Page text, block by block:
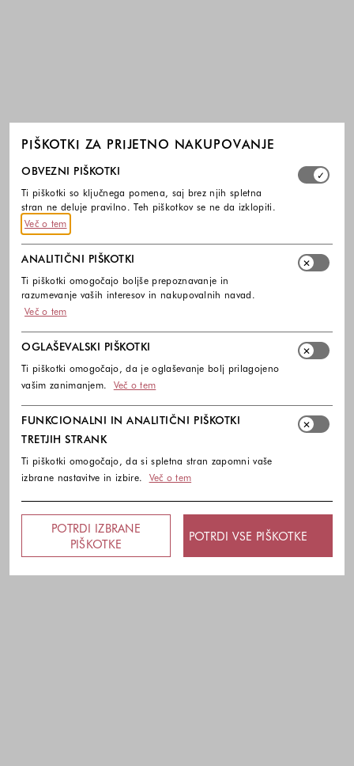
PIŠKOTKI ZA PRIJETNO NAKUPOVANJE
Izberite, katere skupine piškotkov dovolite. Obvezni
OBVEZNI PIŠKOTKI
Ti piškotki so ključnega pomena, saj brez njih spletna
stran ne deluje pravilno. Teh piškotkov se ne da izklopiti.
Več o tem
ANALITIČNI PIŠKOTKI
Ti piškotki omogočajo boljše prepoznavanje in
razumevanje vaših interesov in nakupovalnih navad.
Več o tem
OGLAŠEVALSKI PIŠKOTKI
Ti piškotki omogočajo, da je oglaševanje bolj prilagojeno
vašim zanimanjem.
Več o tem
FUNKCIONALNI IN ANALITIČNI PIŠKOTKI
TRETJIH STRANK
Ti piškotki omogočajo, da si spletna stran zapomni vaše
izbrane nastavitve in izbire.
Več o tem
POTRDI IZBRANE
PIŠKOTKE
POTRDI VSE PIŠKOTKE